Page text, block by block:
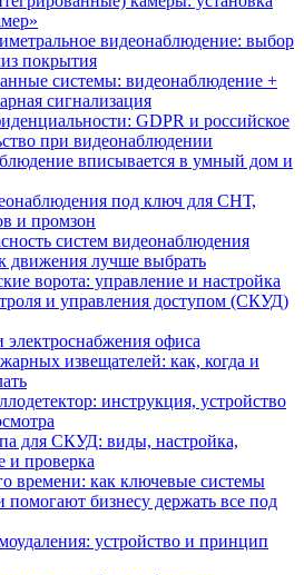
видеонаблюдение: выбор
покрытия
системы: видеонаблюдение +
сигнализация
GDPR и российское
при видеонаблюдении
вписывается в умный дом и
под ключ для СНТ,
и промзон
систем видеонаблюдения
движения лучше выбрать
ворота: управление и настройка
и управления доступом (СКУД)
электроснабжения офиса
извещателей: как, когда и
инструкция, устройство
для СКУД: виды, настройка,
и проверка
времени: как ключевые системы
помогают бизнесу держать все под
устройство и принцип